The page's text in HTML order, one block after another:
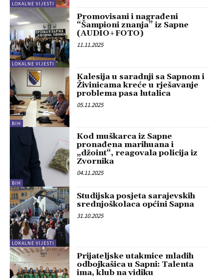
LOKALNE VIJESTI
LOKALNE VIJESTI
Promovisani i nagrađeni
“Šampioni znanja” iz Sapne
(AUDIO+FOTO)
11.11.2025
BIH
Kalesija u saradnji sa Sapnom i
Živinicama kreće u rješavanje
problema pasa lutalica
05.11.2025
BIH
Kod muškarca iz Sapne
pronađena marihuana i
„džoint“, reagovala policija iz
Zvornika
04.11.2025
LOKALNE VIJESTI
Studijska posjeta sarajevskih
srednjoškolaca općini Sapna
31.10.2025
Prijateljske utakmice mladih
odbojkašica u Sapni: Talenta
ima, klub na vidiku